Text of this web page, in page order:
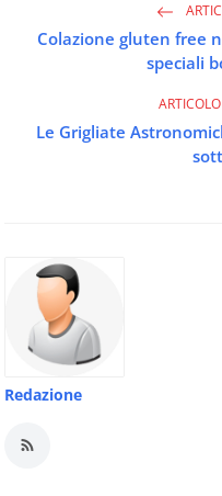
Colazione gluten free
speciali
Le Grigliate
Redazione